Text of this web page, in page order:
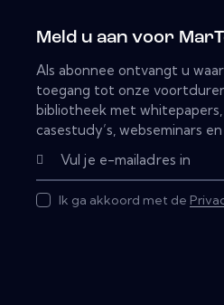
Meld u aan voor
Als abonnee ontvangt u
toegang tot onze
bibliotheek met
casestudy’s, webseminars
Ik ga akkoord met de